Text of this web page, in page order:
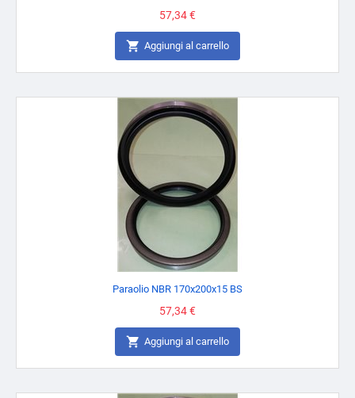
Prezzo
57,34 €
 Aggiungi al carrello
Paraolio NBR 170x200x15 BS
Prezzo
57,34 €
 Aggiungi al carrello